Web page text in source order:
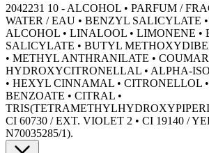
2042231 10 - ALCOHOL • PARFUM /
WATER / EAU • BENZYL SALICYLATE
ALCOHOL • LINALOOL • LIMONENE
SALICYLATE • BUTYL
• METHYL ANTHRANILATE •
HYDROXYCITRONELLAL • ALPHA-
• HEXYL CINNAMAL • CITRONELLOL
BENZOATE • CITRAL •
CI 60730 / EXT. VIOLET 2 • CI 19140 /
N70035285/1).